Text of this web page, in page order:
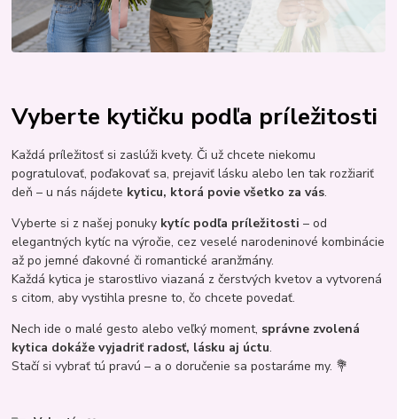
Vyberte kytičku podľa príležitosti
Každá príležitosť si zaslúži kvety. Či už chcete niekomu
pogratulovať, poďakovať sa, prejaviť lásku alebo len tak rozžiariť
deň – u nás nájdete kyticu, ktorá povie všetko za vás.
Vyberte si z našej ponuky kytíc podľa príležitosti – od
elegantných kytíc na výročie, cez veselé narodeninové kombinácie
až po jemné ďakovné či romantické aranžmány.
Každá kytica je starostlivo viazaná z čerstvých kvetov a vytvorená
s citom, aby vystihla presne to, čo chcete povedať.
Nech ide o malé gesto alebo veľký moment, správne zvolená
kytica dokáže vyjadriť radosť, lásku aj úctu.
Stačí si vybrať tú pravú – a o doručenie sa postaráme my. 💐